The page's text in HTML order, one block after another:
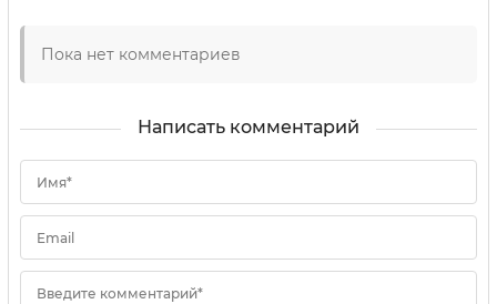
Пока нет комментариев
Написать комментарий
Имя*
Email
Введите комментарий*